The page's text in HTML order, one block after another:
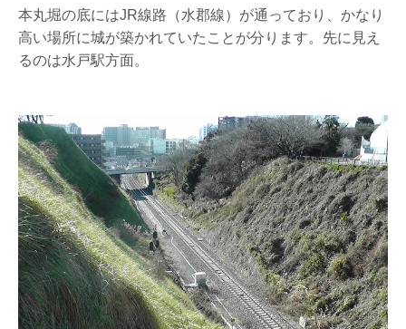
本丸堀の底にはJR線路（水郡線）が通っており、かなり
高い場所に城が築かれていたことが分ります。先に見え
るのは水戸駅方面。